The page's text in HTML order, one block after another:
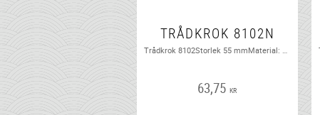
TRÅDKROK 8102N
63,75 KR